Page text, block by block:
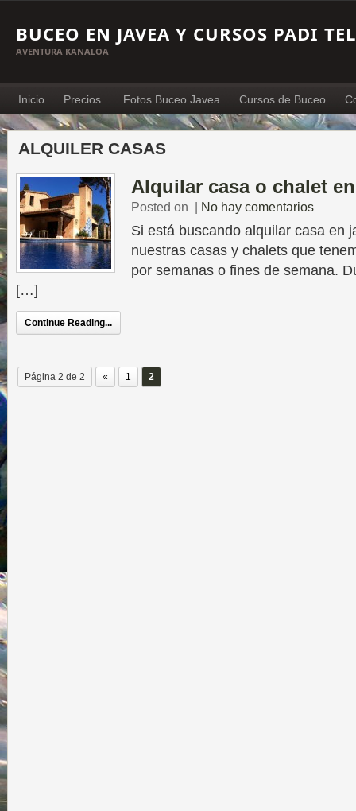
BUCEO EN JAVEA Y CURSOS PADI
AVENTURA KANALOA
Inicio Precios. Fotos Buceo Javea Cursos de Buceo
ALQUILER CASAS
Alquilar casa o chalet
Posted on | No hay comentarios
Si está buscando alquilar casa en
nuestras casas y chalets que
por semanas o fines de semana.
[…]
Continue Reading...
Página 2 de 2 « 1 2